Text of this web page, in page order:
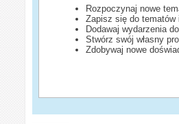
Rozpoczynaj nowe
Zapisz się do
Dodawaj wydarzenia
Stwórz swój własny
Zdobywaj nowe